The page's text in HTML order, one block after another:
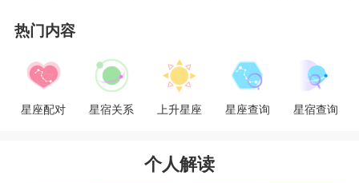
绪上下波动。这让天秤女很捉摸不透，天秤女光是
维持自己内心的平衡就很吃力了，没有余力去照顾
双鱼男的情绪。彼此不能给对方心里上强而有力的
支持和安定，感情自然会不稳定。这对组合要好好
热门内容
星座配对 星宿关系 上升星座 星座查询 星宿查询
个人解读